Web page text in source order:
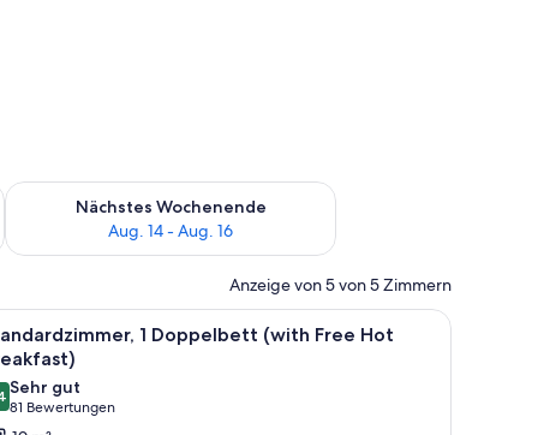
Aug. 7 - Aug. 9.
Nächstes Wochenende
Aug. 14 - Aug. 16
Überprüfe die Verfügbarkeit für nächstes Wochenende, Aug.
Anzeige von 5 von 5 Zimmern
Bett, einem Schreibtisch, einem Laptop und einem an der Wand
Ein modernes Hotelzimmer mit einem
7
1 Doppelbett (with Free Hot
von 10
Sehr gut
81 Bewertungen
(81